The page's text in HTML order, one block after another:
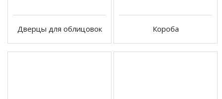
Дверцы для облицовок Короба